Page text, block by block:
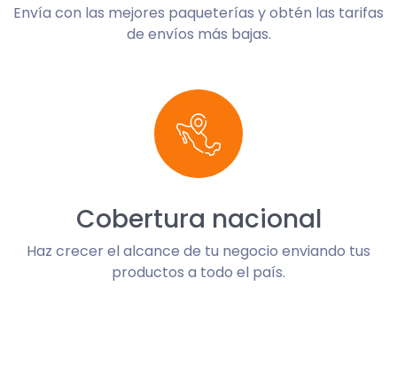
Envía con las mejores paqueterías y obtén las tarifas
de envíos más bajas.
Cobertura nacional
Haz crecer el alcance de tu negocio enviando tus
productos a todo el país.